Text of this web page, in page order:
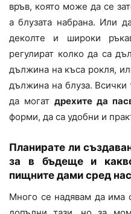
връв, която може да се
а блузата набрана. Или
деколте и широки
регулират колко да са
дължина на къса рокля,
дължина на блуза. Всички
да могат дрехите да
форми, да са удобни и
Планирате ли
за в бъдеще и
пищните дами сред
Много се надявам да има